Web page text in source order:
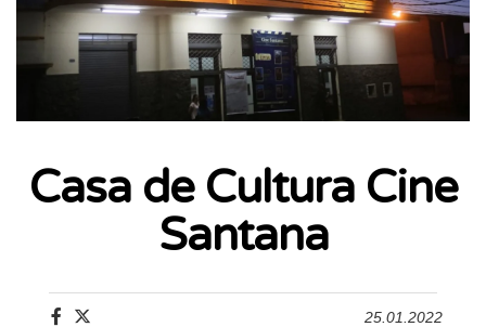
Casa de Cultura Cine
Santana
25.01.2022